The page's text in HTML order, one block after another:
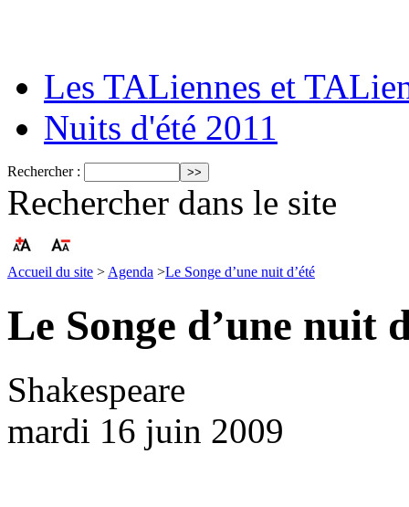
Les TALiennes et
Nuits d'été 2011
Rechercher :
Rechercher dans le site
Accueil du site > Agenda >Le Songe d’une nuit d’été
Le Songe d’une nuit
Shakespeare
mardi 16 juin 2009